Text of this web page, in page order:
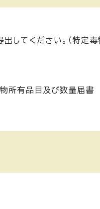
してください。（特定
物所有品目及び数量届